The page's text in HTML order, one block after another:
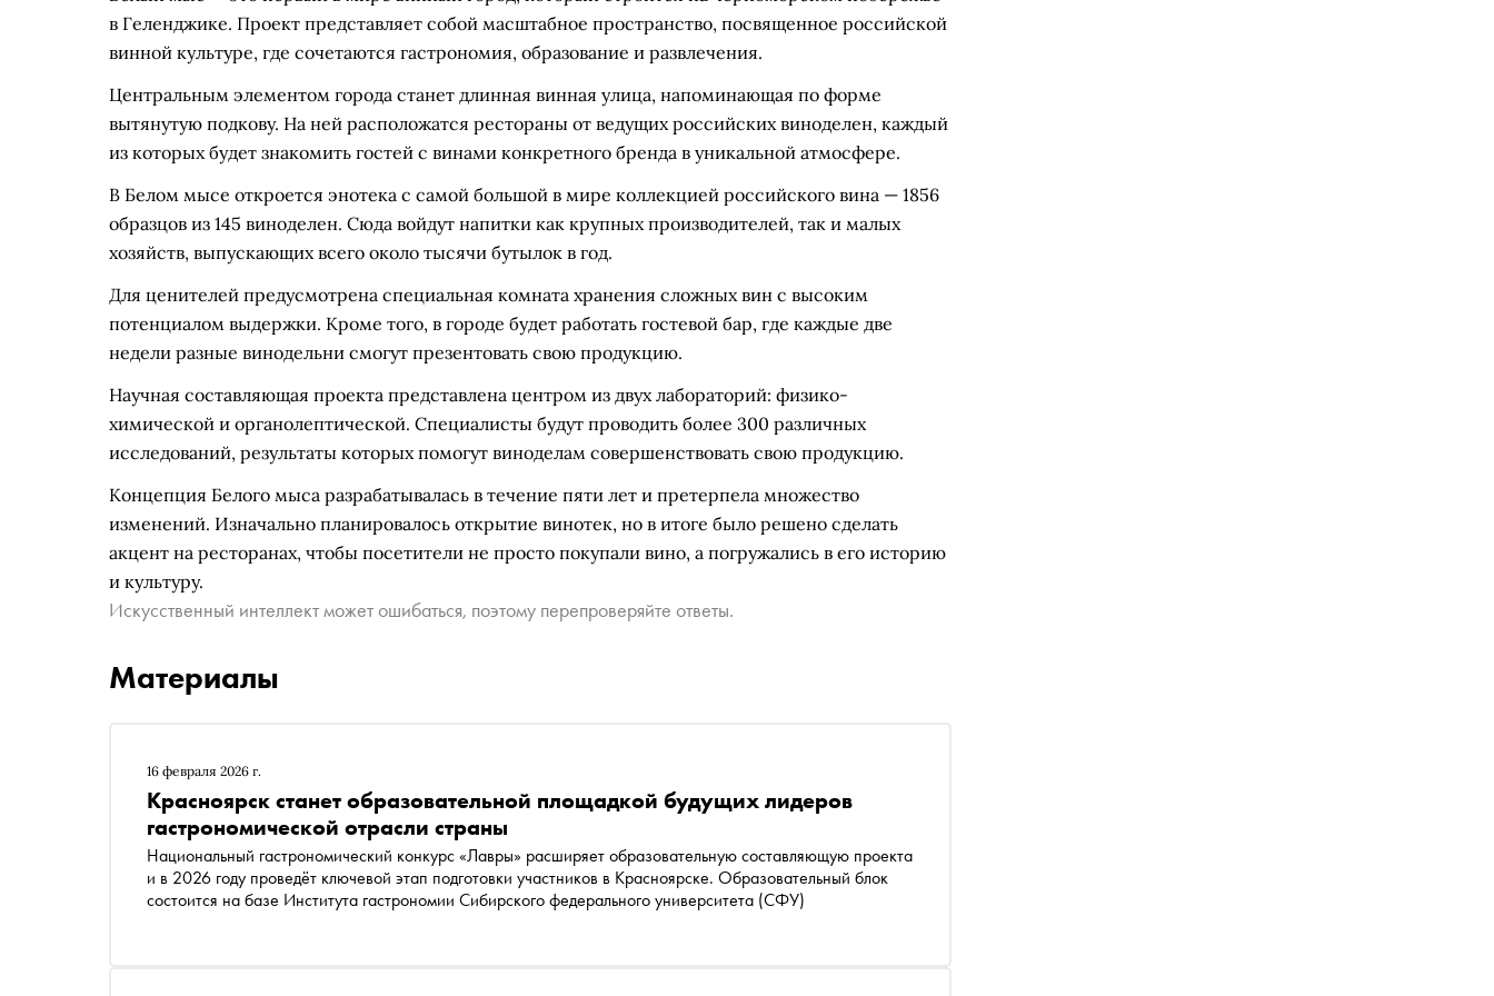
в Геленджике. Проект представляет собой масштабное пространство, посвященное российской
винной культуре, где сочетаются гастрономия, образование и развлечения.
Центральным элементом города станет длинная винная улица, напоминающая по форме
вытянутую подкову. На ней расположатся рестораны от ведущих российских виноделен, каждый
из которых будет знакомить гостей с винами конкретного бренда в уникальной атмосфере.
В Белом мысе откроется энотека с самой большой в мире коллекцией российского вина — 1856
образцов из 145 виноделен. Сюда войдут напитки как крупных производителей, так и малых
хозяйств, выпускающих всего около тысячи бутылок в год.
Для ценителей предусмотрена специальная комната хранения сложных вин с высоким
потенциалом выдержки. Кроме того, в городе будет работать гостевой бар, где каждые две
недели разные винодельни смогут презентовать свою продукцию.
Научная составляющая проекта представлена центром из двух лабораторий: физико-
химической и органолептической. Специалисты будут проводить более 300 различных
исследований, результаты которых помогут виноделам совершенствовать свою продукцию.
Концепция Белого мыса разрабатывалась в течение пяти лет и претерпела множество
изменений. Изначально планировалось открытие винотек, но в итоге было решено сделать
акцент на ресторанах, чтобы посетители не просто покупали вино, а погружались в его историю
и культуру.
Искусственный интеллект может ошибаться, поэтому перепроверяйте ответы.
Материалы
16 февраля 2026 г.
Красноярск станет образовательной площадкой будущих лидеров
гастрономической отрасли страны
Национальный гастрономический конкурс «Лавры» расширяет образовательную составляющую проекта
и в 2026 году проведёт ключевой этап подготовки участников в Красноярске. Образовательный блок
состоится на базе Института гастрономии Сибирского федерального университета (СФУ)